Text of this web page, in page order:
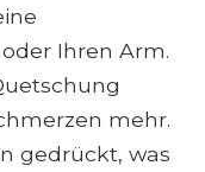
Ihren Arm.
mehr.
gedrückt, was